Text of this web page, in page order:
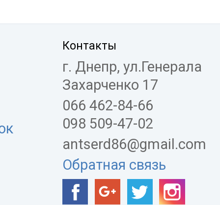
Контакты
г. Днепр, ул.Генерала
Захарченко 17
066 462-84-66
098 509-47-02
antserd86@gmail.com
Обратная связь